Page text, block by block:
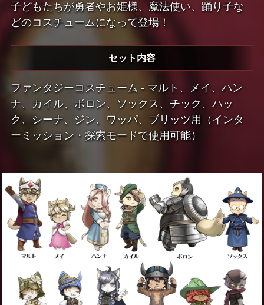
子どもたちが勇者やお姫様、魔法使い、踊り子な
どのコスチュームになって登場！
セット内容
ファンタジーコスチューム - マルト、メイ、ハン
ナ、カイル、ボロン、ソックス、チック、ハッ
ク、シーナ、ジン、ワッパ、ブリッツ用（インタ
ーミッション・探索モードで使用可能）